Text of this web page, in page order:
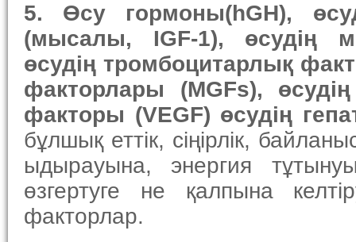
5. Өсу гормоны(hGH),
(мысалы, IGF-1), өсудің
өсудің тромбоцитарлық
факторлары (MGFs),
факторы (VEGF) өсудің
бұлшық еттік, сіңірлік,
ыдырауына, энергия
өзгертуге не қалпына
факторлар.